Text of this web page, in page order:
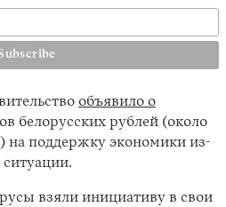
объявило о
белорусских рублей (около
на поддержку экономики из-
взяли инициативу в свои